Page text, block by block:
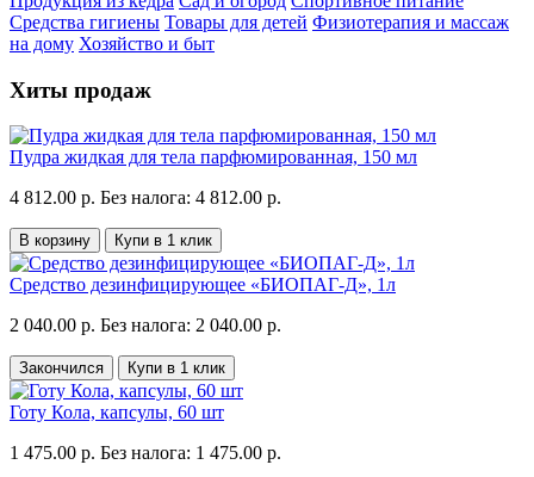
Средства гигиены Товары для детей Физиотерапия и массаж
на дому Хозяйство и быт
Хиты продаж
Пудра жидкая для тела парфюмированная, 150 мл
4 812.00 р. Без налога: 4 812.00 р.
В корзину Купи в 1 клик
Средство дезинфицирующее «БИОПАГ-Д», 1л
2 040.00 р. Без налога: 2 040.00 р.
Закончился Купи в 1 клик
Готу Кола, капсулы, 60 шт
1 475.00 р. Без налога: 1 475.00 р.